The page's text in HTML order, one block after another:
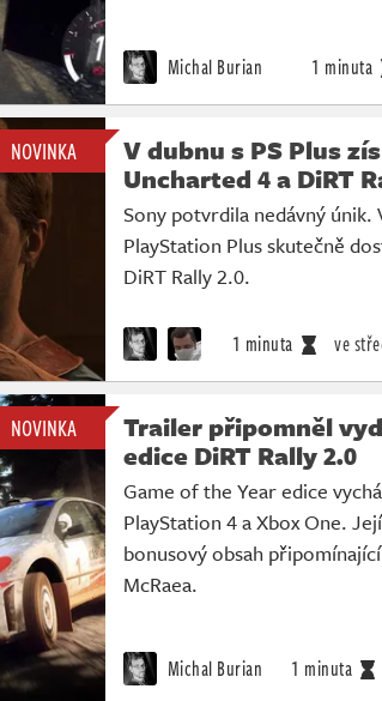
Michal Burian 1 minuta
NOVINKA
V dubnu s PS Plus
Uncharted 4 a DiRT
Sony potvrdila nedávný
PlayStation Plus skutečně
DiRT Rally 2.0.
1 minuta ve
NOVINKA
Trailer připomněl
edice DiRT Rally 2.0
Game of the Year edice
PlayStation 4 a Xbox One.
bonusový obsah
McRaea.
Michal Burian 1 minuta